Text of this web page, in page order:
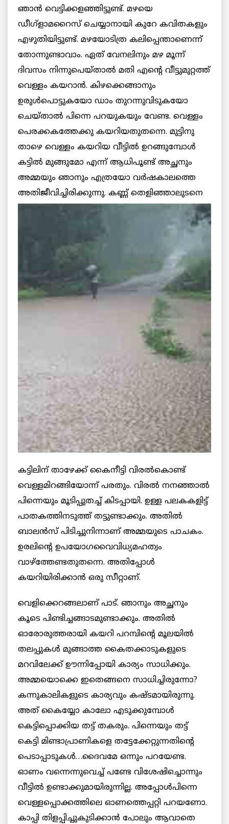
ഞാന്‍ വെട്ടിക്കളഞ്ഞിട്ടുണ്ട്. മഴയെ
ഡീഗ്ളാമറൈസ് ചെയ്യാനായി കുറേ കവിതകളും
എഴുതിയിട്ടുണ്ട്. മഴയോടിത്ര കലിപ്പെന്താണെന്ന്
തോന്നുണ്ടാവാം. ഏത് വേനലിനും മഴ മൂന്ന്
ദിവസം നിന്നുപെയ്താല്‍ മതി എന്റെ വീട്ടുമുറ്റത്ത്
വെള്ളം കയറാന്‍. കിഴക്കെങ്ങാനും
ഉരുള്‍പൊട്ടുകയോ ഡാം തുറന്നുവിടുകയോ
ചെയ്താല്‍ പിന്നെ പറയുകയും വേണ്ട. വെള്ളം
പെരക്കകത്തേക്കു കയറിയതുതന്നെ. മുട്ടിനു
താഴെ വെള്ളം കയറിയ വീട്ടില്‍ ഉറങ്ങുമ്പോള്‍
കട്ടില്‍ മുങ്ങുമോ എന്ന് ആധിപൂണ്ട് അച്ഛനും
അമ്മയും ഞാനും എത്രയോ വര്‍ഷകാലത്തെ
അതിജീവിച്ചിരിക്കുന്നു. കണ്ണ് തെളിഞ്ഞാലുടനെ
കട്ടിലിന് താഴേക്ക് കൈനീട്ടി വിരല്‍കൊണ്ട്
വെള്ളമിറങ്ങിയോന്ന് പരതും. വിരല്‍ നനഞ്ഞാല്‍
പിന്നെയും മൂടിപ്പുതച്ച് കിടപ്പായി. ഉള്ള പലകകളിട്ട്
പാതകത്തിനടുത്ത് തട്ടുണ്ടാക്കും. അതില്‍
ബാലന്‍സ് പിടിച്ചുനിന്നാണ് അമ്മയുടെ പാചകം.
ഉരലിന്റെ ഉപയോഗവൈവിധ്യമഹത്വം
വാഴ്ത്തേണ്ടതുതന്നെ. അതിപ്പോള്‍
കയറിയിരിക്കാന്‍ ഒരു സീറ്റാണ്.
വെളിക്കെറങ്ങലാണ് പാട്. ഞാനും അച്ഛനും
കൂടെ പിണ്ടിച്ചങ്ങാടമുണ്ടാക്കും. അതില്‍
ഓരോരുത്തരായി കയറി പറമ്പിന്റെ മൂലയില്‍
തലപ്പുകള്‍ മുങ്ങാത്ത കൈതക്കാടുകളുടെ
മറവിലേക്ക് ഊന്നിപ്പോയി കാര്യം സാധിക്കും.
അമ്മയൊക്കെ ഇതെങ്ങനെ സാധിച്ചിരുന്നോ?
കന്നുകാലികളുടെ കാര്യവും കഷ്ടമായിരുന്നു.
അത് കൈയ്യോ കാലോ എടുക്കുമ്പോള്‍
കെട്ടിപ്പൊക്കിയ തട്ട് തകരും. പിന്നെയും തട്ട്
കെട്ടി മിണ്ടാപ്രാണികളെ തട്ടേക്കേറ്റുന്നതിന്റെ
പെടാപ്പാടുകള്‍…ദൈവമേ ഒന്നും പറയേണ്ട.
ഓണം വന്നെന്നുവെച്ച് പണ്ടേ വിശേഷിച്ചൊന്നും
വീട്ടില്‍ ഉണ്ടാക്കുമായിരുന്നില്ല. അപ്പോള്‍പിന്നെ
വെള്ളപ്പൊക്കത്തിലെ ഓണത്തെപ്പറ്റി പറയണോ.
കാപ്പി തിളപ്പിച്ചുകുടിക്കാന്‍ പോലും ആവാതെ